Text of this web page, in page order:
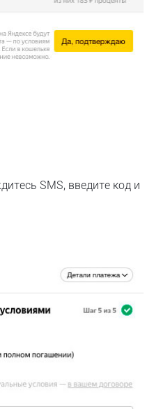
SMS, введите код и